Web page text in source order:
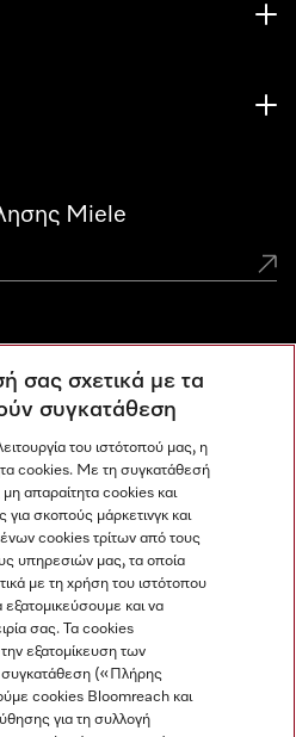
Miele
Center
σας σχετικά με τα
συγκατάθεση
του ιστότοπού μας, η
cookies. Με τη συγκατάθεσή
απαραίτητα cookies και
σκοπούς μάρκετινγκ και
cookies τρίτων από τους
υπηρεσιών μας, τα οποία
με τη χρήση του ιστότοπου
και να
σας. Τα cookies
εξατομίκευση των
(«Πλήρης
cookies Bloomreach και
για τη συλλογή